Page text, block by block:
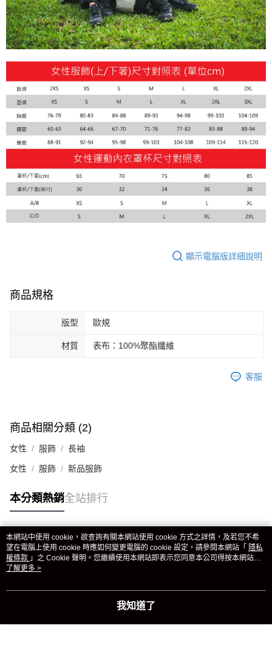
顯示電腦版詳細說明
商品規格
版型 歐規
材質 表布：100%聚酯纖維
客服
商品相關分類 (2)
女性 服飾 長袖
女性 服飾 新品服飾
本分類熱銷全站排行
熱門標籤
本網站中使用 cookie，欲查詢有關本網站使用 cookie 方式之詳情，及若您不希
望在電腦上使用 cookie 時應如何變更電腦的 cookie 設定，請參閱本網站「 隱私
權條款 」之 Cookie 聲明。您繼續使用本網站即表示您同意本公司得按本網站使
用條款之 Cookie 聲明使用 cookie。
了解更多 >
我知道了